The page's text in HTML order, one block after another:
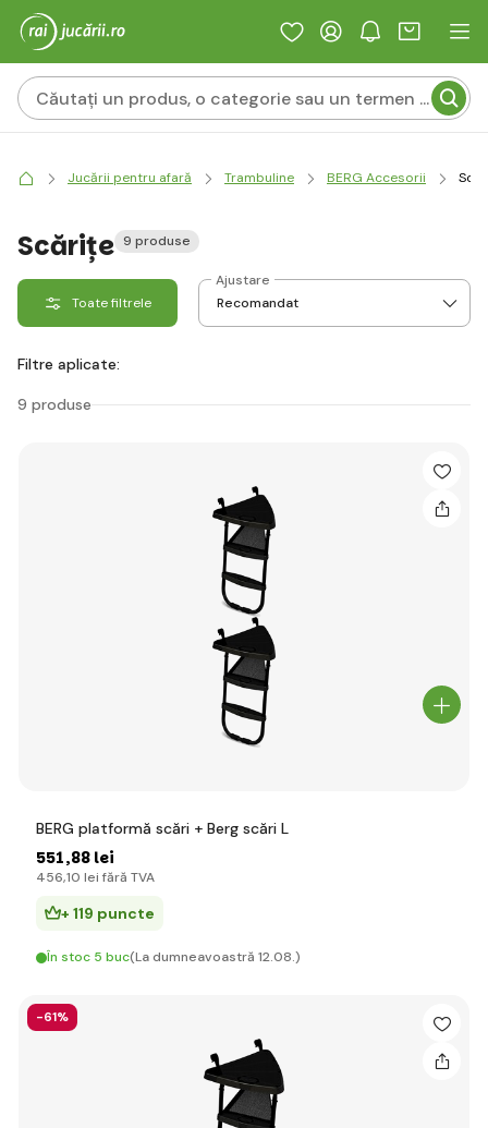
Jucării pentru afară Trambuline BERG Accesorii
Scărițe 9 produse
Toate filtrele
Ajustare
Filtre aplicate:
9 produse
BERG platformă scări + Berg scări L
551,88 lei
456,10 lei fără TVA
+ 119 puncte
În stoc 5 buc(La dumneavoastră 12.08.)
-61%